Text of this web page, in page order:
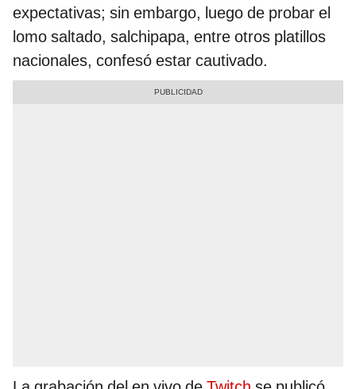
expectativas; sin embargo, luego de probar el
lomo saltado, salchipapa, entre otros platillos
nacionales, confesó estar cautivado.